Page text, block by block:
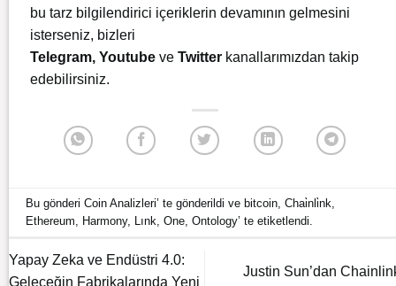
bu tarz bilgilendirici içeriklerin devamının gelmesini
isterseniz, bizleri
Telegram, Youtube ve Twitter kanallarımızdan takip
edebilirsiniz.
Bu gönderiCoin Analizleri’ te gönderildi vebitcoin ,Chai̇nli̇nk
Ethereum
Harmony, Lınk ,One ,Ontology’ te etiketlendi.
Yapay Zeka ve Endüstri 4.0:
Geleceğin Fabrikalarında Yeni
Justin Sun’dan